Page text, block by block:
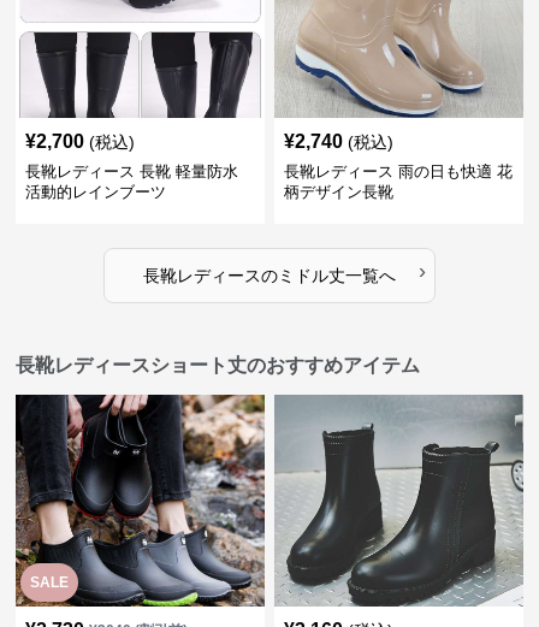
¥2,700 (税込)
長靴レディース 長靴 軽量防水
活動的レインブーツ
¥2,740 (税込)
長靴レディース 雨の日も快適 花
柄デザイン長靴
長靴レディースのミドル丈一覧へ ›
長靴レディースショート丈のおすすめアイテム
SALE